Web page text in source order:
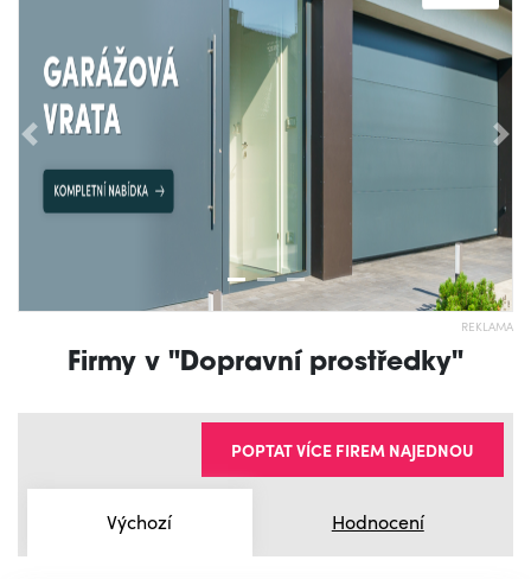
Předchozí
REKLAMA
Firmy v "Dopravní prostředky"
Výchozí Hodnocení
POPTAT VÍCE FIREM NAJEDNOU